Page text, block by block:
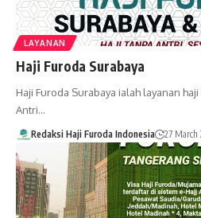
LAYANAN
Haji Furoda Surabaya
Haji Furoda Surabaya ialah layanan
Antri…
Redaksi Haji Furoda Indonesia 27 March